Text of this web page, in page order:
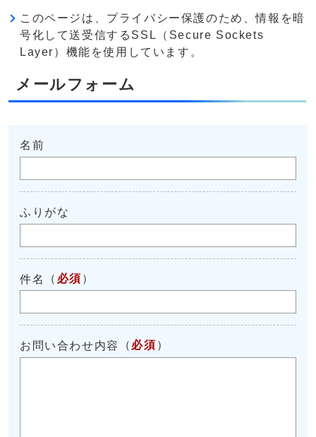
このページは、プライバシー保護のため、情報を暗
号化して送受信するSSL（Secure Sockets
Layer）機能を使用しています。
メールフォーム
名前
ふりがな
件名 （ 必須 ）
お問い合わせ内容 （ 必須 ）